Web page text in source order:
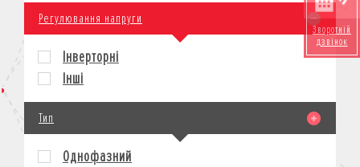
Зворотній
дзвінок
Регулювання напруги
Інверторні
Інші
Тип
Однофазний